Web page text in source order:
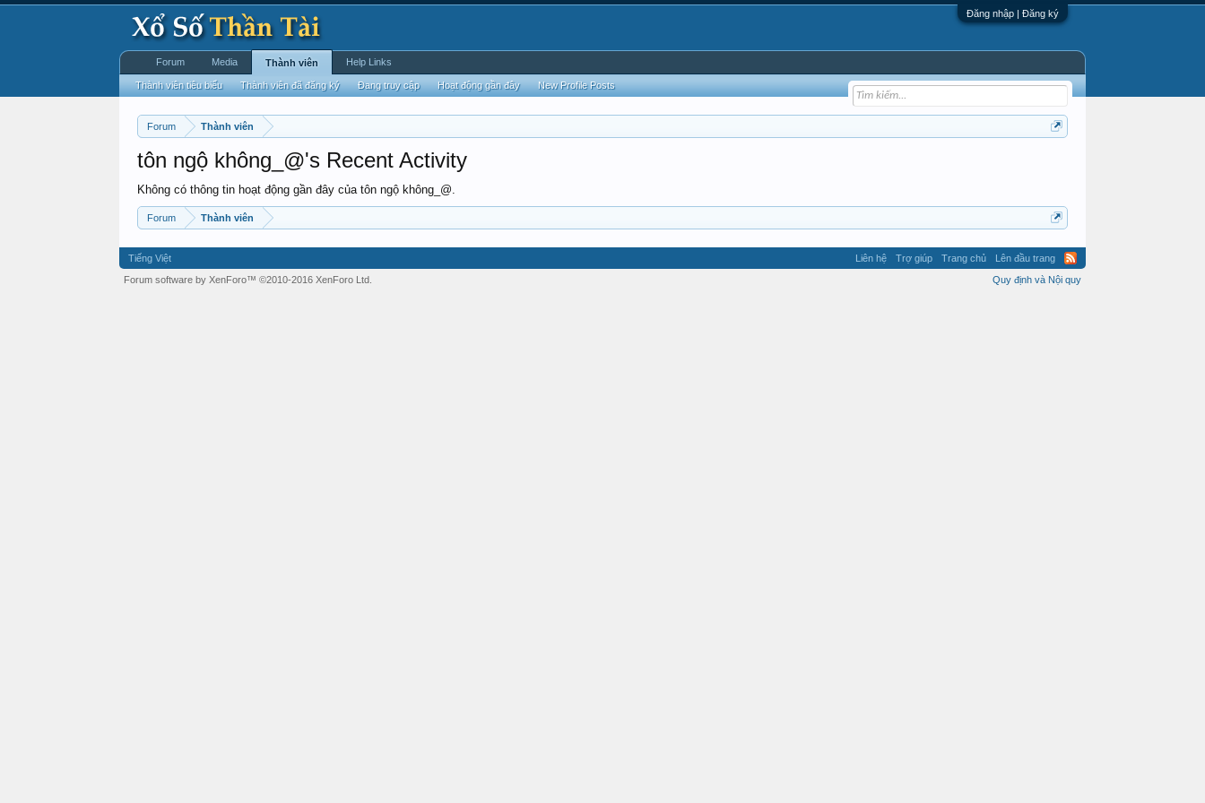
Đăng nhập | Đăng ký
Forum Thành viên
tôn ngộ không_@'s Recent Activity
Không có thông tin hoạt động gần đây của tôn ngộ không_@.
Forum Thành viên
Forum Media Thành viên
Thành viên tiêu biểu Thành viên đã đăng ký Đang truy cập Hoạt động gần đây New Profile Posts
Help Links
Tiếng Việt Liên hệ Trợ giúp Trang chủ
Lên đầu trang
Quy định và Nội quy
Forum software by XenForo™ ©2010-2016 XenForo Ltd.